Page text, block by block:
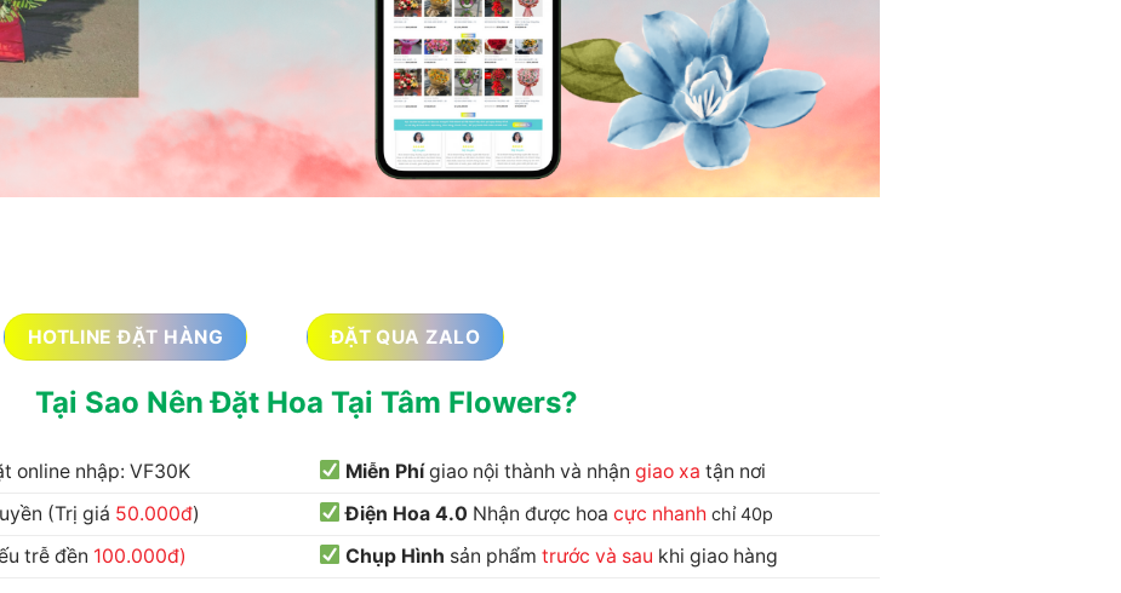
HOTLINE ĐẶT HÀNG ĐẶT QUA ZALO
Tại Sao Nên Đặt Hoa Tại Tâm Flowers?
online nhập: VF30K Miễn Phígiao nội thành và nhận giao xa tận nơi
(Trị giá 50.000đ) Điện Hoa 4.0 Nhận được hoa cực nhanh chỉ 40p
trễ đền 100.000đ) Chụp Hình sản phẩm trước và sau khi giao hàng